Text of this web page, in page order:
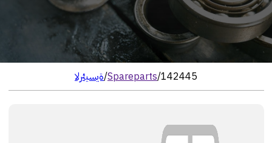
الرئيسية/Spareparts/142445